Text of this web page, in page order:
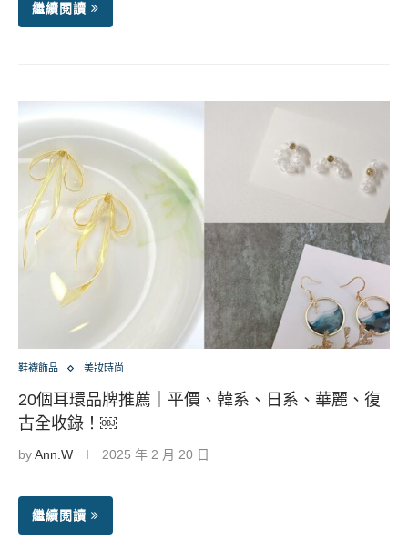
繼續閱讀
鞋襪飾品 美妝時尚
20個耳環品牌推薦｜平價、韓系、日系、華麗、復
古全收錄！￼
byAnn.W 2025 年 2 月 20 日
繼續閱讀